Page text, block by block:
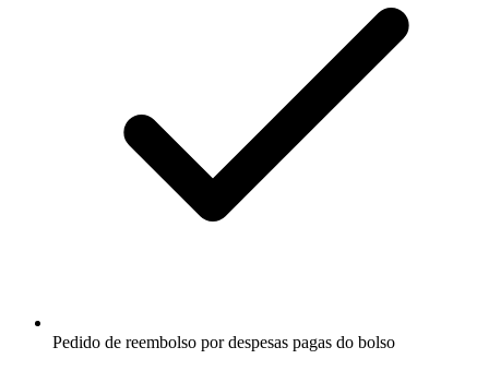
Pedido de reembolso por despesas pagas do bolso